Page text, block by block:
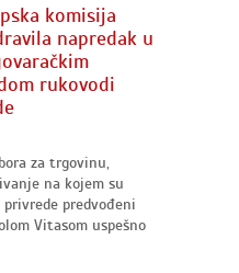
komisija
napredak u
rukovodi
za trgovinu,
na kojem su
predvođeni
Vitasom uspešno